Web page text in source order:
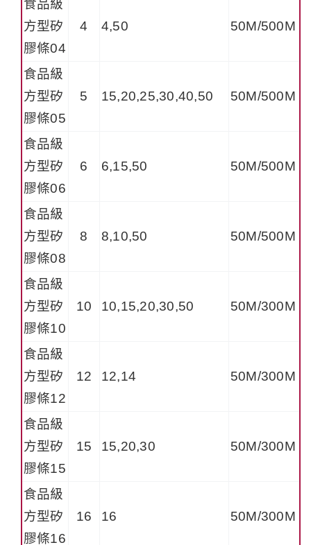
食品級
方型矽
膠條04
4 4,50 50M/500M
食品級
方型矽
膠條05
5 15,20,25,30,40,50 50M/500M
食品級
方型矽
膠條06
6 6,15,50 50M/500M
食品級
方型矽
膠條08
8 8,10,50 50M/500M
食品級
方型矽
膠條10
10 10,15,20,30,50 50M/300M
食品級
方型矽
膠條12
12 12,14 50M/300M
食品級
方型矽
膠條15
15 15,20,30 50M/300M
食品級
方型矽
膠條16
16 16 50M/300M